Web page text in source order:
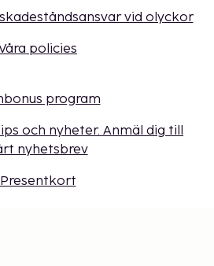
vid olyckor
policies
program
och nyheter. Anmäl dig till
nyhetsbrev
Presentkort